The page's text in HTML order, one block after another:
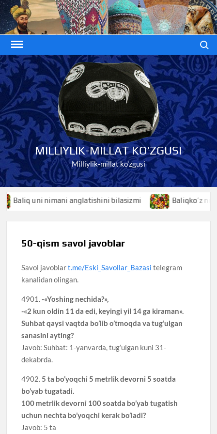
Skip
to
content
MILLIYLIK-MILLAT KO'ZGUSI
Milliylik-millat ko'zgusi
anglatishini bilasizmi Baliqko’z nimani anglatishini
50-qism savol javoblar
Savol javoblart.me/Eski_Savollar_Bazasi telegram
kanalidan olingan.
4901.-«Yoshing nechida?»,
-«2 kun oldin 11 da edi, keyingi yil 14 ga kiraman».
Suhbat qaysi vaqtda bo’lib o’tmoqda va tug’ulgan
sanasini ayting?
Javob: Suhbat: 1-yanvarda, tug’ulgan kuni 31-
dekabrda.
4902. 5 ta bo’yoqchi 5 metrlik devorni 5 soatda
bo’yab tugatadi.
100 metrlik devorni 100 soatda bo’yab tugatish
uchun nechta bo’yoqchi kerak bo’ladi?
Javob: 5 ta